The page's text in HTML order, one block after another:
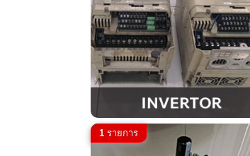
1 รายการ